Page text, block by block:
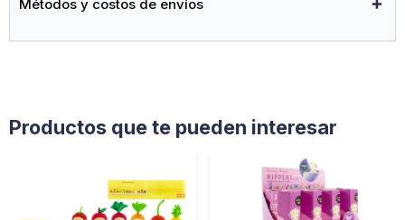
Métodos y costos de envíos
Productos que te pueden interesar